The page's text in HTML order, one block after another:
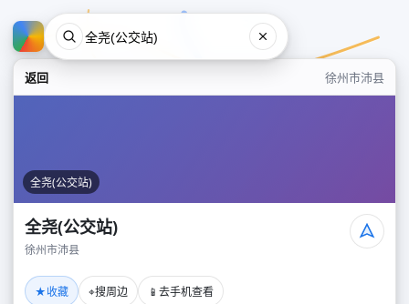
返回 徐州市沛县
全尧(公交站)
全尧(公交站)
徐州市沛县
★收藏 ⌖搜周边 📱 去手机查看